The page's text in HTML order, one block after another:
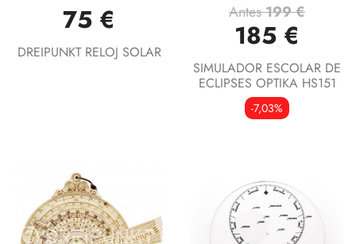
75 €
DREIPUNKT RELOJ SOLAR
Antes199 €
185 €
SIMULADOR ESCOLAR DE
ECLIPSES OPTIKA HS151
-7,03%